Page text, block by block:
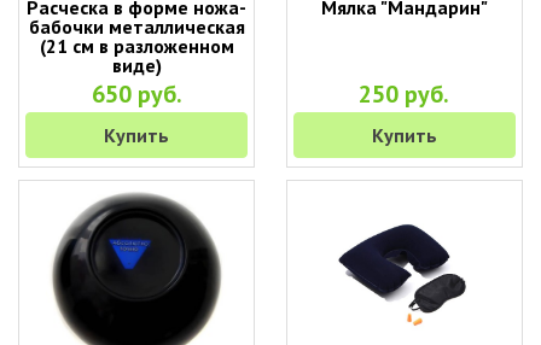
Расческа в форме ножа-
бабочки металлическая
(21 см в разложенном
виде)
650 руб.
Купить
Мялка "Мандарин"
250 руб.
Купить